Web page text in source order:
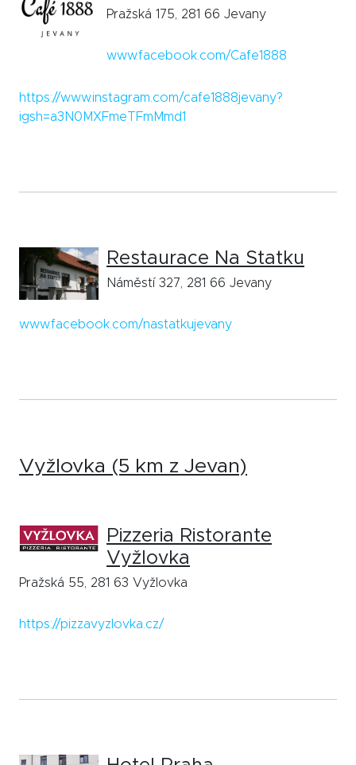
Pražská 175, 281 66 Jevany
www.facebook.com/Cafe1888
https://www.instagram.com/cafe1888jevany?
igsh=a3N0MXFmeTFmMmd1
Restaurace Na Statku
Náměstí 327, 281 66 Jevany
www.facebook.com/nastatkujevany
Vyžlovka (5 km z Jevan)
Pizzeria Ristorante
Vyžlovka
Pražská 55, 281 63 Vyžlovka
https://pizzavyzlovka.cz/